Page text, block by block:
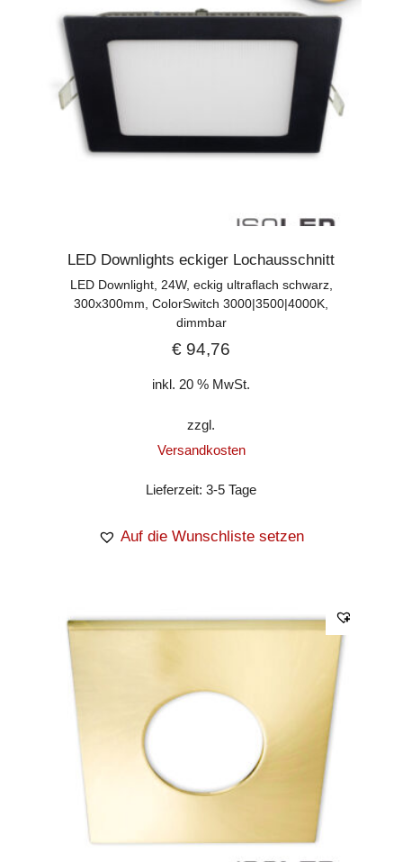
LED Downlights eckiger Lochausschnitt
LED Downlight, 24W, eckig ultraflach schwarz,
300x300mm, ColorSwitch 3000|3500|4000K,
dimmbar
€ 94,76
inkl. 20 % MwSt.
zzgl.
Versandkosten
Lieferzeit:3-5 Tage
Auf die Wunschliste setzen